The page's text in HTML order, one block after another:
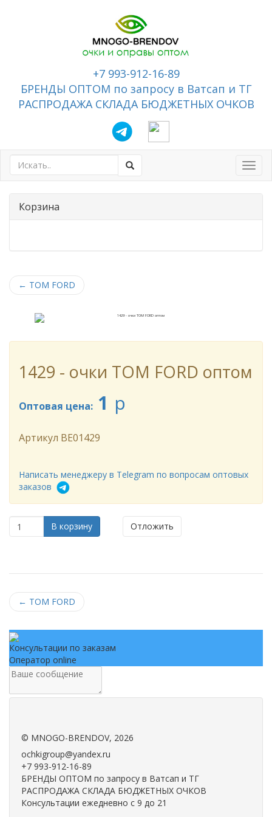
+7 993-912-16-89
БРЕНДЫ ОПТОМ по запросу в Ватсап и ТГ
РАСПРОДАЖА СКЛАДА БЮДЖЕТНЫХ ОЧКОВ
Корзина
← TOM FORD
1429 - очки TOM FORD оптом
Оптовая цена: 1 p
Артикул BE01429
Написать менеджеру в Telegram по вопросам оптовых
заказов
В корзину Отложить
← TOM FORD
Консультации по заказам
Оператор online
© MNOGO-BRENDOV, 2026
ochkigroup@yandex.ru
+7 993-912-16-89
БРЕНДЫ ОПТОМ по запросу в Ватсап и ТГ
РАСПРОДАЖА СКЛАДА БЮДЖЕТНЫХ ОЧКОВ
Консультации ежедневно с 9 до 21